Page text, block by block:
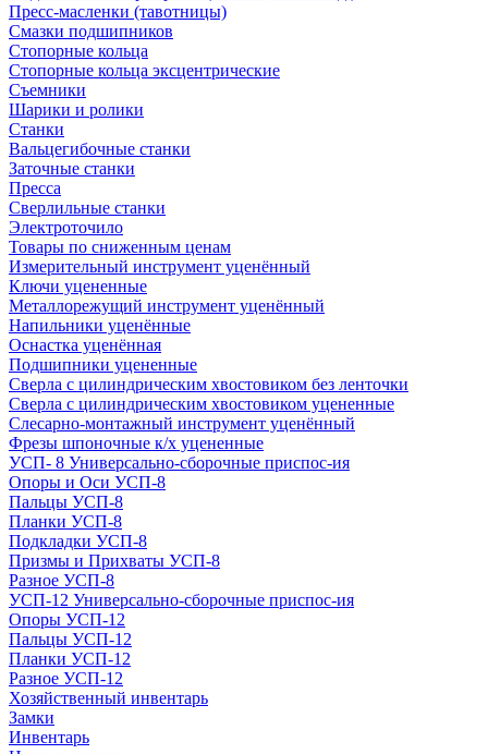
Пресс-масленки (тавотницы)
Смазки подшипников
Стопорные кольца
Стопорные кольца эксцентрические
Съемники
Шарики и ролики
Станки
Вальцегибочные станки
Заточные станки
Пресса
Сверлильные станки
Электроточило
Товары по сниженным ценам
Измерительный инструмент уценённый
Ключи уцененные
Металлорежущий инструмент уценённый
Напильники уценённые
Оснастка уценённая
Подшипники уцененные
Сверла с цилиндрическим хвостовиком без ленточки
Сверла с цилиндрическим хвостовиком уцененные
Слесарно-монтажный инструмент уценённый
Фрезы шпоночные к/х уцененные
УСП- 8 Универсально-сборочные приспос-ия
Опоры и Оси УСП-8
Пальцы УСП-8
Планки УСП-8
Подкладки УСП-8
Призмы и Прихваты УСП-8
Разное УСП-8
УСП-12 Универсально-сборочные приспос-ия
Опоры УСП-12
Пальцы УСП-12
Планки УСП-12
Разное УСП-12
Хозяйственный инвентарь
Замки
Инвентарь